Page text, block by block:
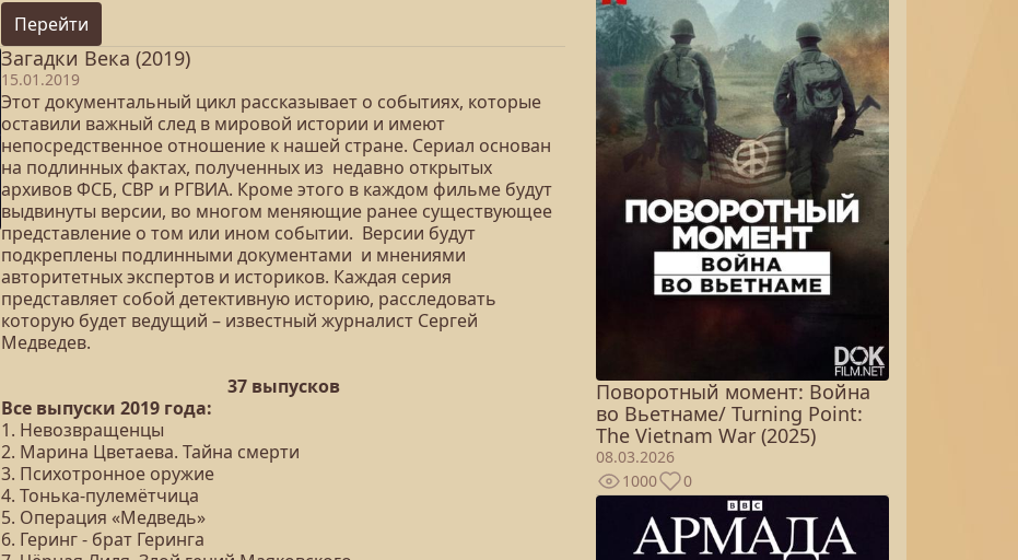
Перейти
Загадки Века (2019)
15.01.2019
Этот документальный цикл рассказывает о событиях, которые
оставили важный след в мировой истории и имеют
непосредственное отношение к нашей стране. Сериал основан
на подлинных фактах, полученных из недавно открытых
архивов ФСБ, СВР и РГВИА. Кроме этого в каждом фильме будут
выдвинуты версии, во многом меняющие ранее существующее
представление о том или ином событии. Версии будут
подкреплены подлинными документами и мнениями
авторитетных экспертов и историков. Каждая серия
представляет собой детективную историю, расследовать
которую будет ведущий – известный журналист Сергей
Медведев.
37 выпусков
Все выпуски 2019 года:
1. Невозвращенцы
2. Марина Цветаева. Тайна смерти
3. Психотронное оружие
4. Тонька-пулемётчица
5. Операция «Медведь»
6. Геринг - брат Геринга
Поворотный момент: Война
во Вьетнаме/ Turning Point:
The Vietnam War (2025)
08.03.2026
1000
0